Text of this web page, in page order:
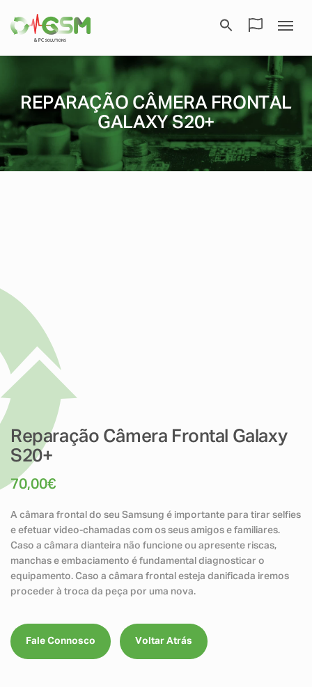
REPARAÇÃO CÂMERA FRONTAL
GALAXY S20+
Reparação Câmera Frontal Galaxy
S20+
70,00€
A câmara frontal do seu Samsung é importante para tirar selfies
e efetuar video-chamadas com os seus amigos e familiares.
Caso a câmara dianteira não funcione ou apresente riscas,
manchas e embaciamento é fundamental diagnosticar o
equipamento. Caso a câmara frontal esteja danificada iremos
proceder à troca da peça por uma nova.
Fale Connosco Voltar Atrás